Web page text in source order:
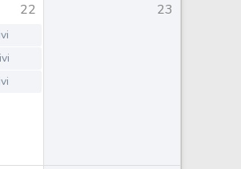
22 23